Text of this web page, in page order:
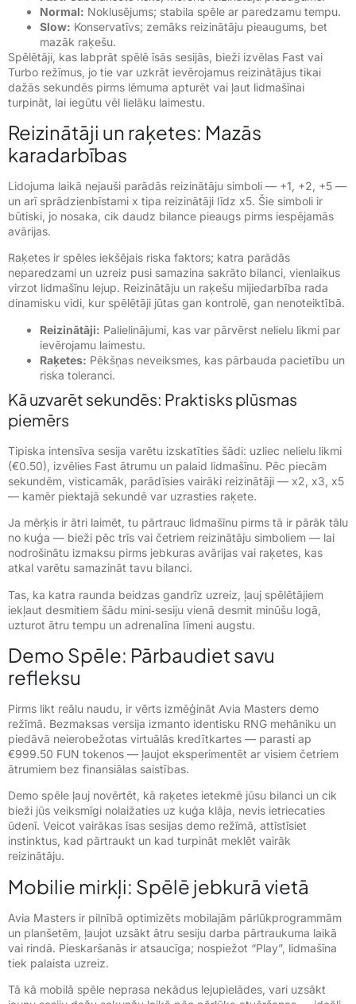
Normal: Noklusējums; stabila spēle ar paredzamu tempu.
Slow: Konservatīvs; zemāks reizinātāju pieaugums, bet
mazāk raķešu.
Spēlētāji, kas labprāt spēlē īsās sesijās, bieži izvēlas Fast vai
Turbo režīmus, jo tie var uzkrāt ievērojamus reizinātājus tikai
dažās sekundēs pirms lēmuma apturēt vai ļaut lidmašīnai
turpināt, lai iegūtu vēl lielāku laimestu.
Reizinātāji un raķetes: Mazās
karadarbības
Lidojuma laikā nejauši parādās reizinātāju simboli — +1, +2, +5 —
un arī sprādzienbīstami x tipa reizinātāji līdz x5. Šie simboli ir
būtiski, jo nosaka, cik daudz bilance pieaugs pirms iespējamās
avārijas.
Raķetes ir spēles iekšējais riska faktors; katra parādās
neparedzami un uzreiz pusi samazina sakrāto bilanci, vienlaikus
virzot lidmašīnu lejup. Reizinātāju un raķešu mijiedarbība rada
dinamisku vidi, kur spēlētāji jūtas gan kontrolē, gan nenoteiktībā.
Reizinātāji: Palielinājumi, kas var pārvērst nelielu likmi par
ievērojamu laimestu.
Raķetes: Pēkšņas neveiksmes, kas pārbauda pacietību un
riska toleranci.
Kā uzvarēt sekundēs: Praktisks plūsmas
piemērs
Tipiska intensīva sesija varētu izskatīties šādi: uzliec nelielu likmi
(€0.50), izvēlies Fast ātrumu un palaid lidmašīnu. Pēc piecām
sekundēm, visticamāk, parādīsies vairāki reizinātāji — x2, x3, x5
— kamēr piektajā sekundē var uzrasties raķete.
Ja mērķis ir ātri laimēt, tu pārtrauc lidmašīnu pirms tā ir pārāk tālu
no kuģa — bieži pēc trīs vai četriem reizinātāju simboliem — lai
nodrošinātu izmaksu pirms jebkuras avārijas vai raķetes, kas
atkal varētu samazināt tavu bilanci.
Tas, ka katra raunda beidzas gandrīz uzreiz, ļauj spēlētājiem
iekļaut desmitiem šādu mini‑sesiju vienā desmit minūšu logā,
uzturot ātru tempu un adrenalīna līmeni augstu.
Demo Spēle: Pārbaudiet savu
refleksu
Pirms likt reālu naudu, ir vērts izmēģināt Avia Masters demo
režīmā. Bezmaksas versija izmanto identisku RNG mehāniku un
piedāvā neierobežotas virtuālās kredītkartes — parasti ap
€999.50 FUN tokenos — ļaujot eksperimentēt ar visiem četriem
ātrumiem bez finansiālas saistības.
Demo spēle ļauj novērtēt, kā raķetes ietekmē jūsu bilanci un cik
bieži jūs veiksmīgi nolaižaties uz kuģa klāja, nevis ietriecaties
ūdenī. Veicot vairākas īsas sesijas demo režīmā, attīstīsiet
instinktus, kad pārtraukt un kad turpināt meklēt vairāk
reizinātāju.
Mobilie mirkļi: Spēlē jebkurā vietā
Avia Masters ir pilnībā optimizēts mobilajām pārlūkprogrammām
un planšetēm, ļaujot uzsākt ātru sesiju darba pārtraukuma laikā
vai rindā. Pieskaršanās ir atsaucīga; nospiežot “Play”, lidmašīna
tiek palaista uzreiz.
Tā kā mobilā spēle neprasa nekādus lejupielādes, vari uzsākt